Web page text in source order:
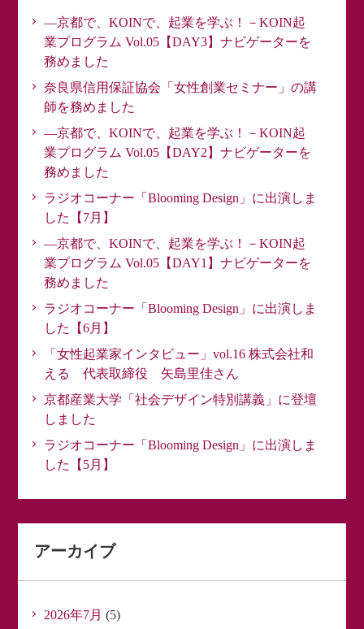
―京都で、KOINで、起業を学ぶ！－KOIN起
業プログラム Vol.05【DAY3】ナビゲーターを
務めました
奈良県信用保証協会「女性創業セミナー」の講
師を務めました
―京都で、KOINで、起業を学ぶ！－KOIN起
業プログラム Vol.05【DAY2】ナビゲーターを
務めました
ラジオコーナー「Blooming Design」に出演しま
した【7月】
―京都で、KOINで、起業を学ぶ！－KOIN起
業プログラム Vol.05【DAY1】ナビゲーターを
務めました
ラジオコーナー「Blooming Design」に出演しま
した【6月】
「女性起業家インタビュー」vol.16 株式会社和
える 代表取締役 矢島里佳さん
京都産業大学「社会デザイン特別講義」に登壇
しました
ラジオコーナー「Blooming Design」に出演しま
した【5月】
アーカイブ
2026年7月 (5)